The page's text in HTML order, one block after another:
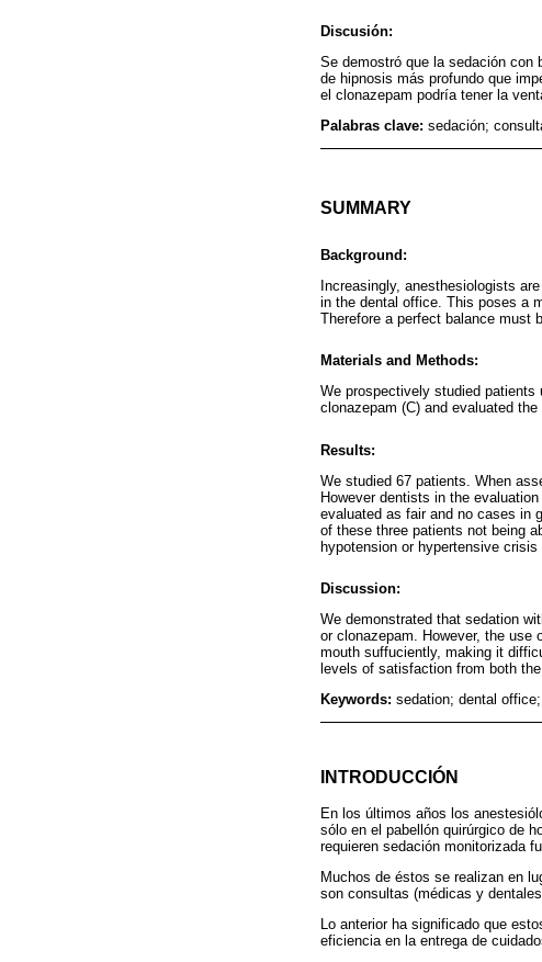
Discusión:
Se demostró que la sedación con
de hipnosis más profundo que
el clonazepam podría tener la
Palabras clave: sedación;
SUMMARY
Background:
Increasingly, anesthesiologists
in the dental office. This poses a
Therefore a perfect balance must
Materials and Methods:
We prospectively studied patients
clonazepam (C) and evaluated
Results:
We studied 67 patients. When
However dentists in the
evaluated as fair and no cases in
of these three patients not being
hypotension or hypertensive crisis
Discussion:
We demonstrated that sedation
or clonazepam. However, the use
mouth suffuciently, making it
levels of satisfaction from both
Keywords: sedation; dental
INTRODUCCIÓN
En los últimos años los
sólo en el pabellón quirúrgico de
requieren sedación monitorizada
Muchos de éstos se realizan en
son consultas (médicas y
Lo anterior ha significado que
eficiencia en la entrega de